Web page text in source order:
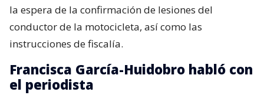
la espera de la confirmación de lesiones del
conductor de la motocicleta, así como las
instrucciones de fiscalía.
Francisca García-Huidobro habló con
el periodista